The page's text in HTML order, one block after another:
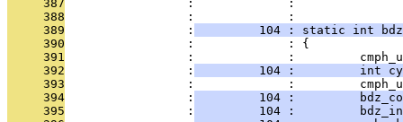
     387
                 :             :
     388
:
     389
                 :
104 : static int
     390
                 :             : {
     391
:             :
     392
                 :
104 :         int
     393
:             :
     394
                 :
104 :
     395
                 :
104 :